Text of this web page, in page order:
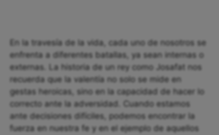
En la travesía de la vida, cada uno de nosotros se
enfrenta a diferentes batallas, ya sean internas o
externas. La historia de un rey como Josafat nos
recuerda que la valentía no solo se mide en
gestas heroicas, sino en la capacidad de hacer lo
correcto ante la adversidad. Cuando estamos
ante decisiones difíciles, podemos encontrar la
fuerza en nuestra fe y en el ejemplo de aquellos